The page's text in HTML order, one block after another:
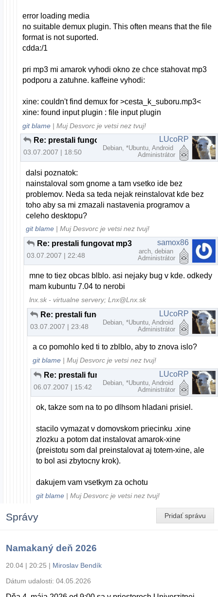
error loading media
no suitable demux plugin. This often means that the file
format is not suported.
cdda:/1
pri mp3 mi amarok vyhodi okno ze chce stahovat mp3
podporu a zatuhne. kaffeine vyhodi:
xine: couldn't find demux for >cesta_k_suboru.mp3<
xine: found input plugin : file input plugin
git blame | Muj Desvorc je vetsi nez tvuj!
Re: prestali fungovat mp3
03.07.2007 | 18:50
LUcoRP
Debian, *Ubuntu, Android
Administrátor
dalsi poznatok:
nainstaloval som gnome a tam vsetko ide bez
problemov. Neda sa teda nejak reinstalovat kde bez
toho aby sa mi zmazali nastavenia programov a
celeho desktopu?
git blame | Muj Desvorc je vetsi nez tvuj!
Re: prestali fungovat mp3
03.07.2007 | 22:48
samox86
arch, debian
Administrátor
mne to tiez obcas blblo. asi nejaky bug v kde. odkedy
mam kubuntu 7.04 to nerobi
lnx.sk - virtualne servery; Lnx@Lnx.sk
Re: prestali fungovat mp3
03.07.2007 | 23:48
LUcoRP
Debian, *Ubuntu, Android
Administrátor
a co pomohlo ked ti to zblblo, aby to znova islo?
git blame | Muj Desvorc je vetsi nez tvuj!
Re: prestali fungovat mp3
06.07.2007 | 15:42
LUcoRP
Debian, *Ubuntu, Android
Administrátor
ok, takze som na to po dlhsom hladani prisiel.
stacilo vymazat v domovskom priecinku .xine
zlozku a potom dat instalovat amarok-xine
(preistotu som dal preinstalovat aj totem-xine, ale
to bol asi zbytocny krok).
dakujem vam vsetkym za ochotu
git blame | Muj Desvorc je vetsi nez tvuj!
Pridať správu
Správy
Namakaný deň 2026
20.04 | 20:25 | Miroslav Bendík
Dátum udalosti: 04.05.2026